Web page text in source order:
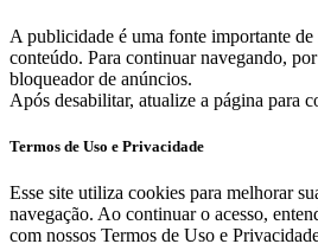
A publicidade é uma fonte importante
conteúdo. Para continuar navegando,
bloqueador de anúncios.
Após desabilitar, atualize a página para
Termos de Uso e Privacidade
Esse site utiliza cookies para melhorar
navegação. Ao continuar o acesso,
com nossos Termos de Uso e